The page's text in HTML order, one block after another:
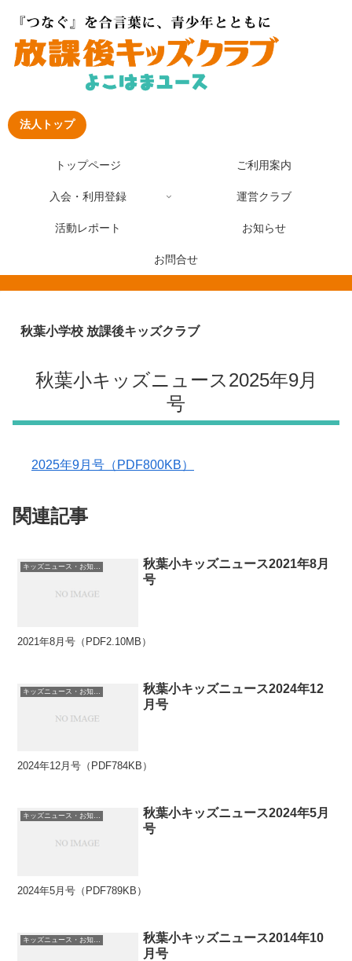
法人トップ
トップページ ご利用案内
入会・利用登録 運営クラブ
活動レポート お知らせ
お問合せ
秋葉小学校 放課後キッズクラブ
秋葉小キッズニュース2025年9月
号
2025年9月号（PDF800KB）
関連記事
キッズニュース・お知らせ
秋葉小キッズニュース2021年8月
号
2021年8月号（PDF2.10MB）
秋葉小キッズニュース2024年12
月号
2024年12月号（PDF784KB）
秋葉小キッズニュース2024年5月
号
2024年5月号（PDF789KB）
キッズニュース・お知らせ
秋葉小キッズニュース2014年10
月号